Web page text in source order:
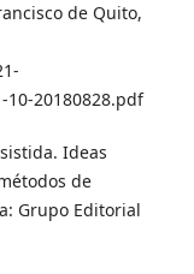
de Quito,
10-20180828.pdf
Ideas
de
Grupo Editorial